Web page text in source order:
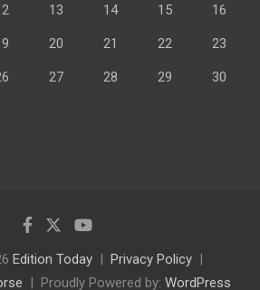
13 14 15 16
20 21 22 23
27 28 29 30
Edition Today
Privacy Policy
Proudly Powered by: WordPress